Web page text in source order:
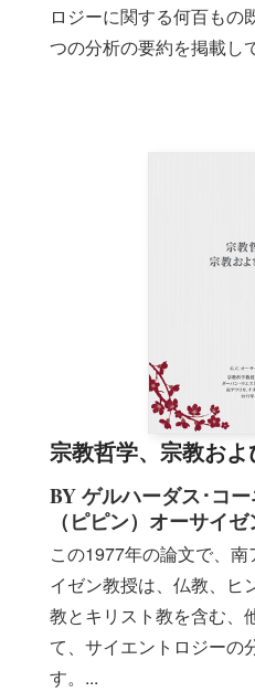
ロジーに関する何百もの
つの分析の要約を掲載し
宗教哲学、宗教お
BY ゲルハーダス･コー
（ピピン）オーサイ
この1977年の論文で、
イゼン教授は、仏教、ヒ
教とキリスト教を含む、
て、サイエントロジーの
す。...